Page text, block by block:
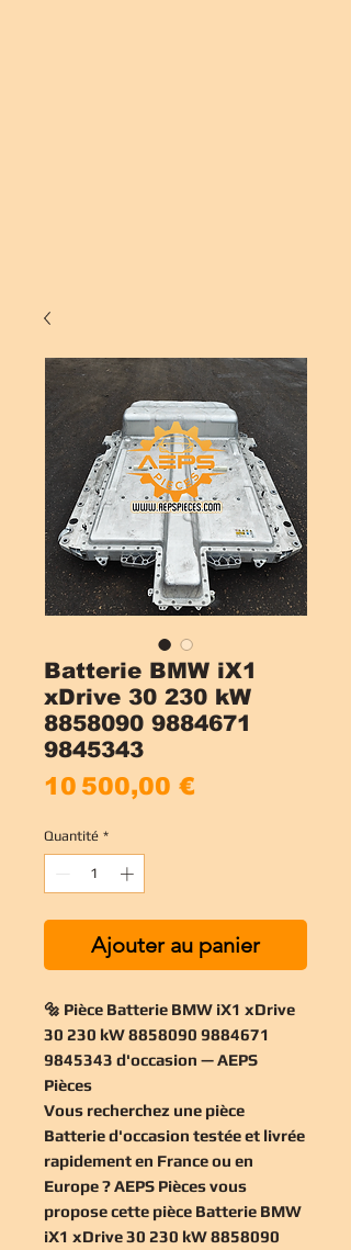
Batterie BMW iX1
xDrive 30 230 kW
8858090 9884671
9845343
10 500,00 €
Quantité *
Ajouter au panier
🔩 Pièce Batterie BMW iX1 xDrive
30 230 kW 8858090 9884671
9845343 d'occasion — AEPS
Pièces
Vous recherchez une pièce
Batterie d'occasion testée et livrée
rapidement en France ou en
Europe ? AEPS Pièces vous
propose cette pièce Batterie BMW
iX1 xDrive 30 230 kW 8858090